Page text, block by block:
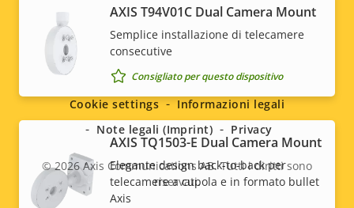
AXIS T94V01C Dual Camera Mount
Semplice installazione di telecamere
consecutive
Consigliato per questo dispositivo
AXIS TQ1503-E Dual Camera Mount
Elegante design back-to-back per
telecamere a cupola e in formato bullet
Axis
Social
menu
Legal
© 2026Axis Communications AB. Tutti i diritti sono
riservati.
Cookie settings
Informazioni legali
Note legali (Imprint)
Privacy